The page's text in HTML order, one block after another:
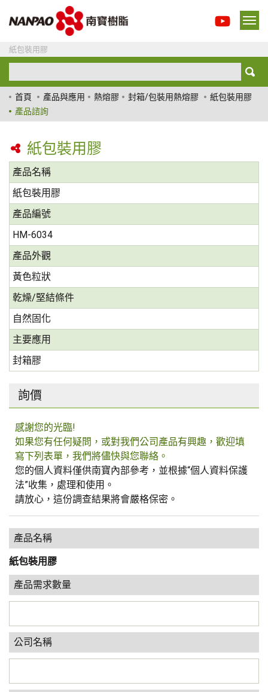
紙包裝用膠
首頁 產品與應用 熱熔膠 封箱/包裝用熱熔膠
紙包裝用膠
產品諮詢
紙包裝用膠
產品名稱
紙包裝用膠
產品編號
HM-6034
產品外觀
黃色粒狀
乾燥/堅結條件
自然固化
主要應用
封箱膠
詢價
感謝您的光臨!
如果您有任何疑問，或對我們公司產品有興趣，歡迎填
寫下列表單，我們將儘快與您聯絡。
您的個人資料僅供南寶內部參考，並根據“個人資料保護
法”收集，處理和使用。
請放心，這份調查結果將會嚴格保密。
產品名稱
紙包裝用膠
產品需求數量
公司名稱